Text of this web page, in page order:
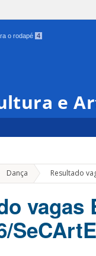
o rodapé 4
e
Dança » Resultado
vagas